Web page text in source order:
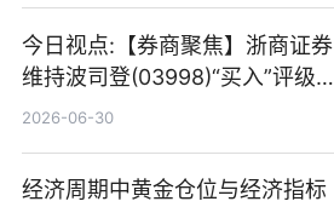
今日视点:【券商聚焦】浙商证券
维持波司登(03998)“买入”评级
指其业绩高质量稳增长
2026-06-30
经济周期中黄金仓位与经济指标